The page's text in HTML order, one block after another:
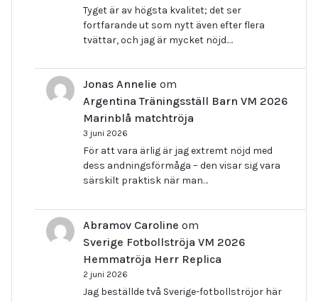
Tyget är av högsta kvalitet; det ser
fortfarande ut som nytt även efter flera
tvättar, och jag är mycket nöjd.…
Jonas Annelie om
Argentina Träningsställ Barn VM 2026
Marinblå matchtröja
3 juni 2026
För att vara ärlig är jag extremt nöjd med
dess andningsförmåga – den visar sig vara
särskilt praktisk när man…
Abramov Caroline om
Sverige Fotbollströja VM 2026
Hemmatröja Herr Replica
2 juni 2026
Jag beställde två Sverige-fotbollströjor här